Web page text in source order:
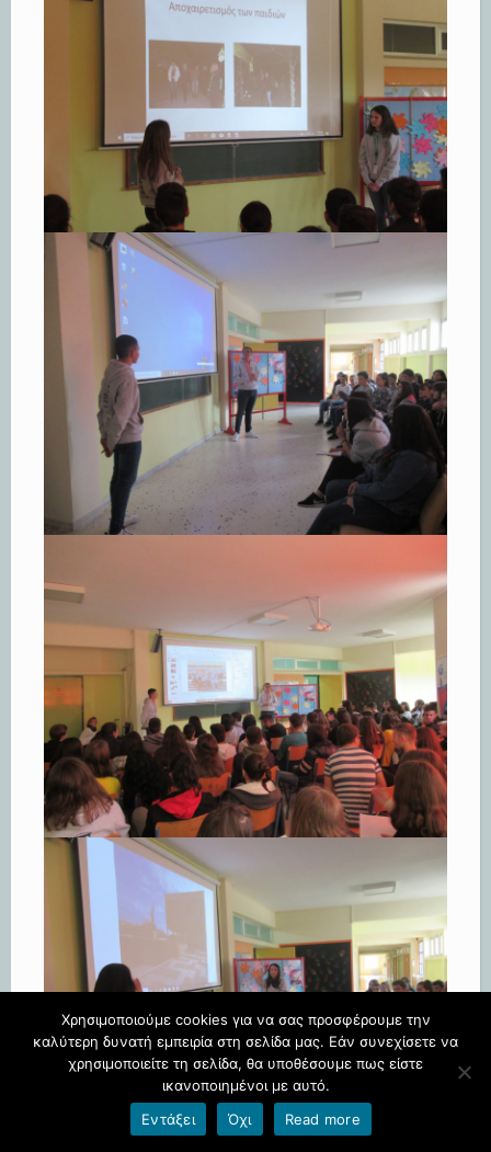
Χρησιμοποιούμε cookies για να σας προσφέρουμε την
καλύτερη δυνατή εμπειρία στη σελίδα μας. Εάν συνεχίσετε να
χρησιμοποιείτε τη σελίδα, θα υποθέσουμε πως είστε
ικανοποιημένοι με αυτό.
Εντάξει
Όχι Read more